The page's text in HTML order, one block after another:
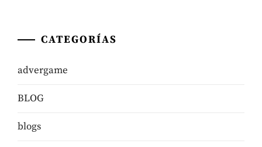
CATEGORÍAS
advergame
BLOG
blogs